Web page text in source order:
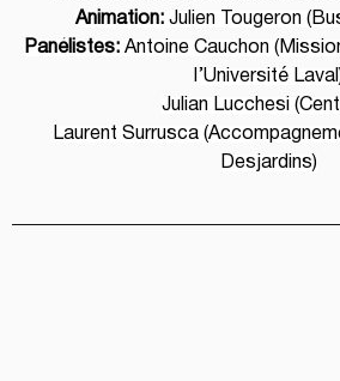
Animation: Julien Tougeron
Panélistes: Antoine Cauchon
l’Université
Julian Lucchesi
Laurent Surrusca
Desjardins)